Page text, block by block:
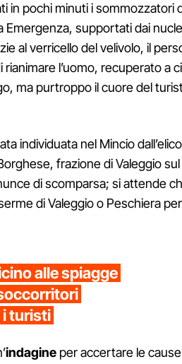
in pochi minuti i sommozzatori
Emergenza, supportati dai
al verricello del velivolo, il
rianimare l’uomo, recuperato a
ma purtroppo il cuore del
individuata nel Mincio
frazione di Valeggio sul
di scomparsa; si attende
di Valeggio o Peschiera
alle spiagge
i turisti
indagine per accertare le cause